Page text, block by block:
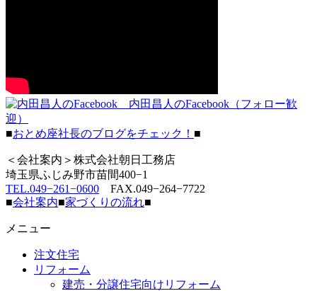
内田昌人のFacebook（フォロー歓
迎）
■おとめ座社長のブログをチェック！ ■
＜会社案内＞株式会社朝日工務店
埼玉県ふじみ野市苗間400−1
TEL.049−261−0600 FAX.049−264−7722
■会社案内■家づくりの流れ■
メニュー
注文住宅
リフォーム
建売・分譲住宅向けリフォーム